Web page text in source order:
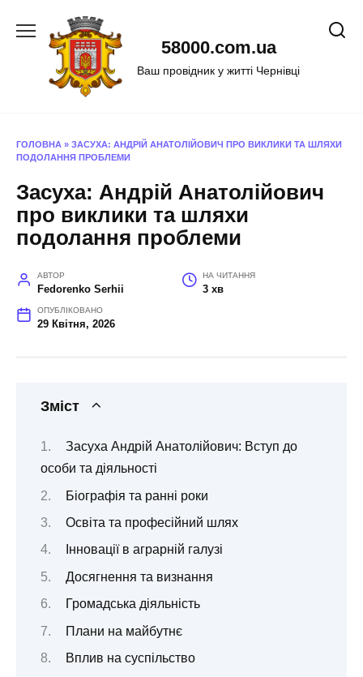
58000.com.ua
Ваш провідник у житті Чернівці
ГОЛОВНА » ЗАСУХА: АНДРІЙ АНАТОЛІЙОВИЧ ПРО ВИКЛИКИ ТА ШЛЯХИ
ПОДОЛАННЯ ПРОБЛЕМИ
Засуха: Андрій Анатолійович
про виклики та шляхи
подолання проблеми
АВТОР
Fedorenko Serhii
НА ЧИТАННЯ
3 хв
ОПУБЛІКОВАНО
29 Квітня, 2026
Зміст
Засуха Андрій Анатолійович: Вступ до
особи та діяльності
Біографія та ранні роки
Освіта та професійний шлях
Інновації в аграрній галузі
Досягнення та визнання
Громадська діяльність
Плани на майбутнє
Вплив на суспільство